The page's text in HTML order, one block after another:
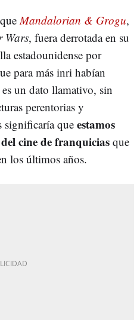
Mandalorian & Grogu,
Wars, fuera derrotada en su
estadounidense por
para más inri habían
un dato llamativo, sin
perentorias y
significaría que estamos
cine de franquicias que
los últimos años.